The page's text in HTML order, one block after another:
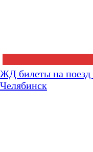
ЖД билеты на
Челябинск